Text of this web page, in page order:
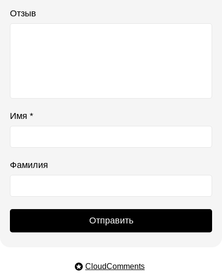
Отзыв
Имя *
Фамилия
Отправить
CloudComments